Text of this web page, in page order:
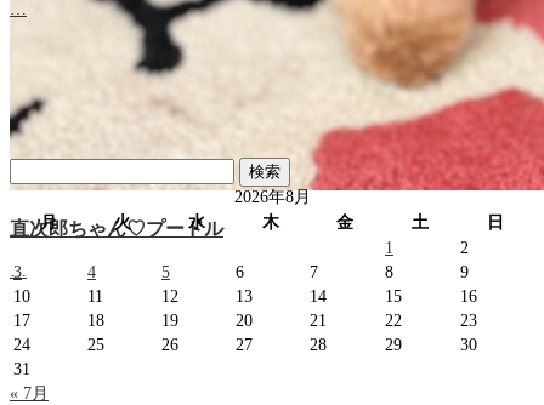
直次郎ちゃん♡プードル
…
索:
2026年8月
月
火 水 木 金 土
日
1
2
3
4 5 6 7 8
9
10
11 12 13 14 15
16
17
18 19 20 21 22
23
24
25 26 27 28 29
30
31
« 7月